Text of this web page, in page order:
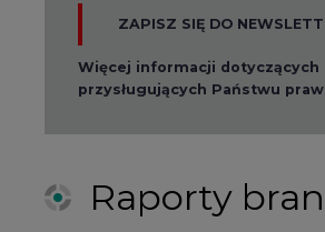
ZAPISZ SIĘ DO
Więcej informacji dotyczących
przysługujących Państwu
Raporty